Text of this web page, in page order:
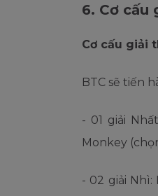
6. Cơ cấu
Cơ cấu giải
BTC sẽ tiến
- 01 giải
Monkey
- 02 giải